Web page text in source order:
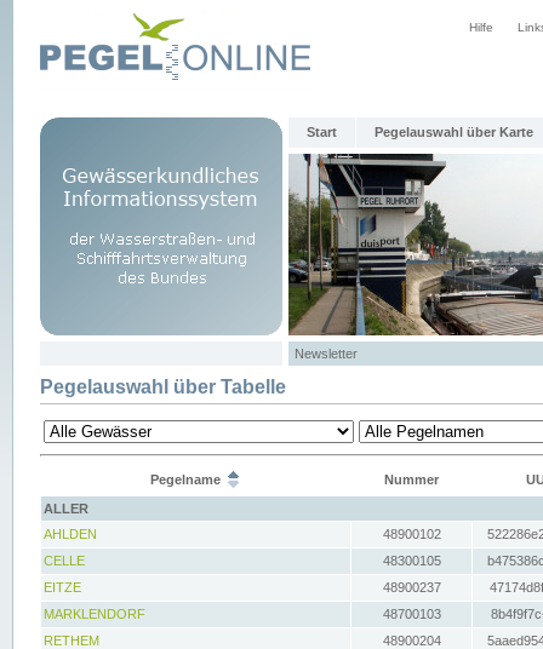
Hilfe
Start Pegelauswahl über Karte
Newsletter
Pegelauswahl über Tabelle
Pegelname Nummer
ALLER
AHLDEN
48900102
CELLE
48300105
EITZE
48900237
MARKLENDORF
48700103
RETHEM
48900204